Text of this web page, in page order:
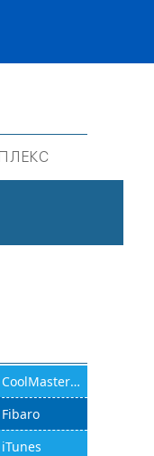
CoolMasterNet
Fibaro
iTunes